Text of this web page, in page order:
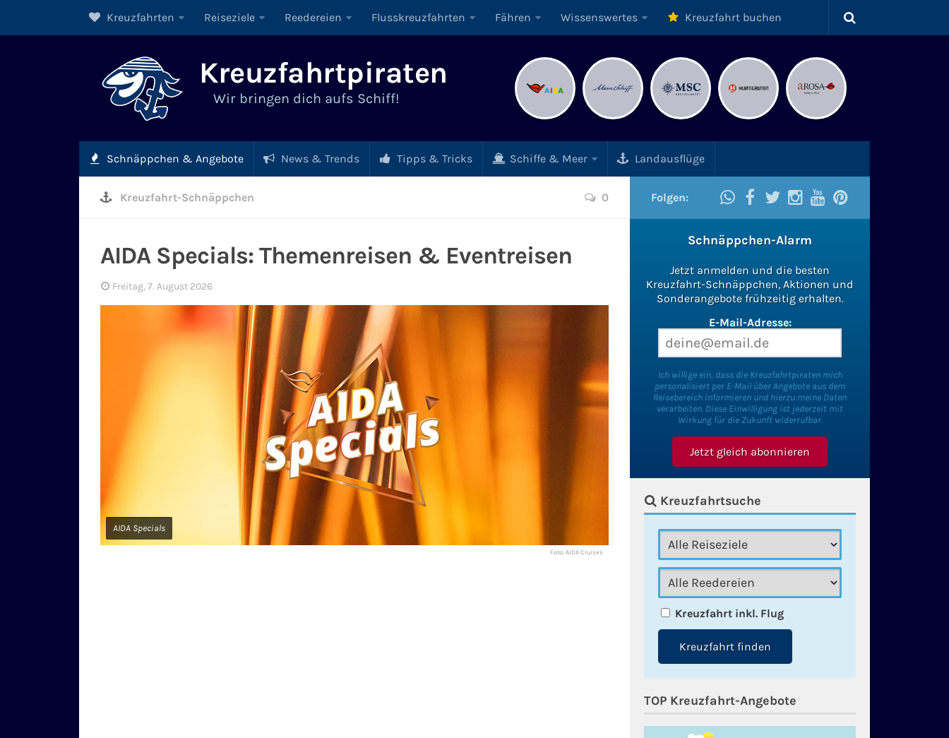
Kreuzfahrten Reiseziele Reedereien Flusskreuzfahrten Fähren Wissenswertes Kreuzfahrt buchen
Kreuzfahrtpiraten
Wir bringen dich aufs Schiff!
Schnäppchen & Angebote News & Trends Tipps & Tricks Schiffe & Meer Landausflüge
Kreuzfahrt-Schnäppchen 0
AIDA Specials: Themenreisen & Eventreisen
Freitag, 7. August 2026
AIDA Specials
Foto: AIDA Cruises
Folgen:
Schnäppchen-Alarm
Jetzt anmelden und die besten
Kreuzfahrt-Schnäppchen, Aktionen und
Sonderangebote frühzeitig erhalten.
E-Mail-Adresse:
Ich willige ein, dass die Kreuzfahrtpiraten mich
personalisiert per E-Mail über Angebote aus dem
Reisebereich informieren und hierzu meine Daten
verarbeiten. Diese Einwilligung ist jederzeit mit
Wirkung für die Zukunft widerrufbar.
Kreuzfahrtsuche
Kreuzfahrt inkl. Flug
Kreuzfahrt finden
TOP Kreuzfahrt-Angebote